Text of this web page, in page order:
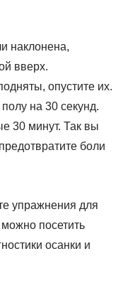
наклонена,
вверх.
опустите их.
на 30 секунд.
30 минут. Так вы
боли
упражнения для
посетить
осанки и